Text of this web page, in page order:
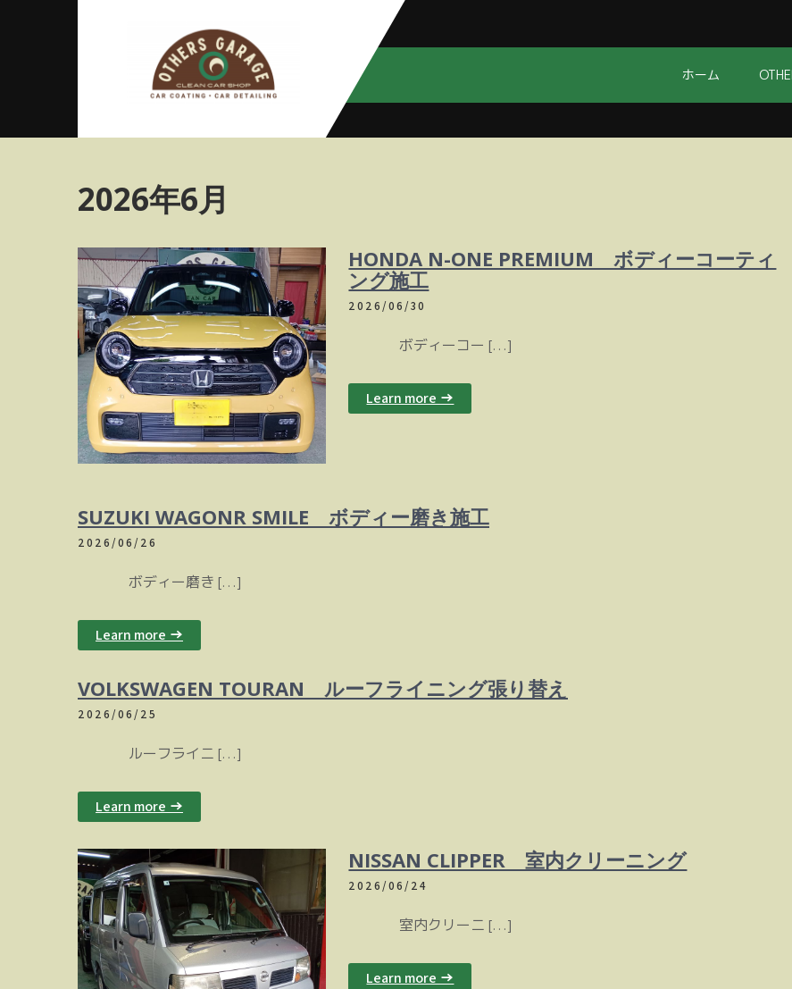
アザースガ
テナンス
ホーム
2026年6月
HONDA N-ONE PREMIUM ボディーコーティ
ング施工
2026/06/30
ボディーコー […]
Learn more →
SUZUKI WAGONR SMILE ボディー磨き施工
2026/06/26
ボディー磨き […]
Learn more →
VOLKSWAGEN TOURAN ルーフライニング張り替え
2026/06/25
ルーフライニ […]
Learn more →
NISSAN CLIPPER 室内クリーニング
2026/06/24
室内クリーニ […]
Learn more →